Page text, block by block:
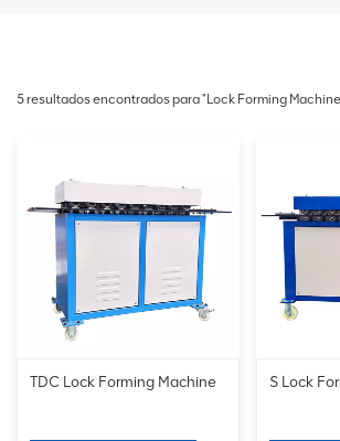
5 resultados encontrados para "Lock Forming
TDC Lock Forming Machine S Lock